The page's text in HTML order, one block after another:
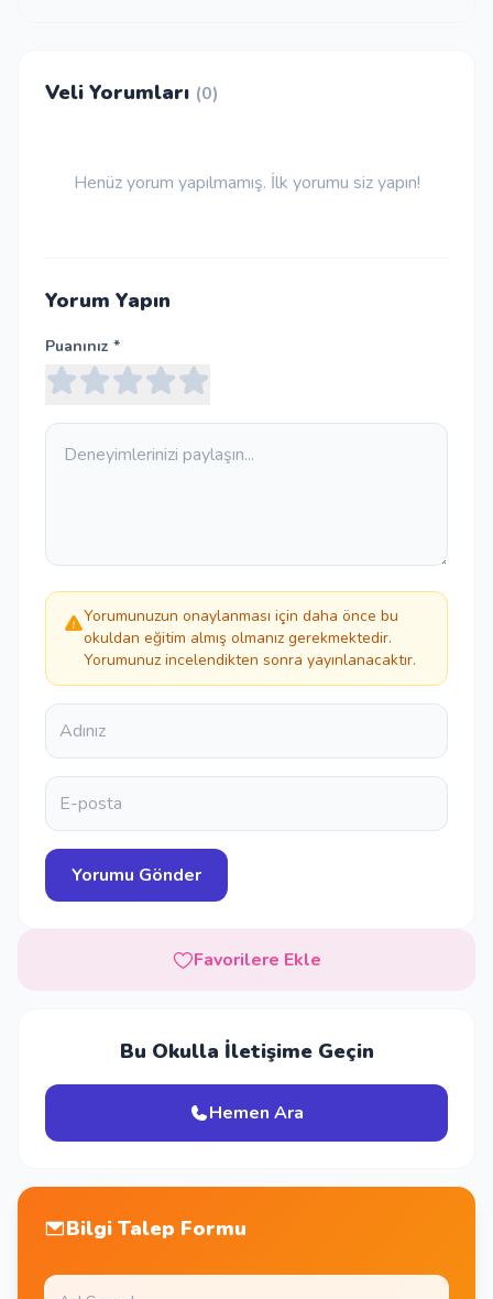
Veli Yorumları (0)
Henüz yorum yapılmamış. İlk yorumu siz yapın!
Yorum Yapın
Puanınız *
Yorumunuzun onaylanması için daha önce bu
okuldan eğitim almış olmanız gerekmektedir.
Yorumunuz incelendikten sonra yayınlanacaktır.
Favorilere Ekle
Bu Okulla İletişime Geçin
Hemen Ara
Bilgi Talep Formu